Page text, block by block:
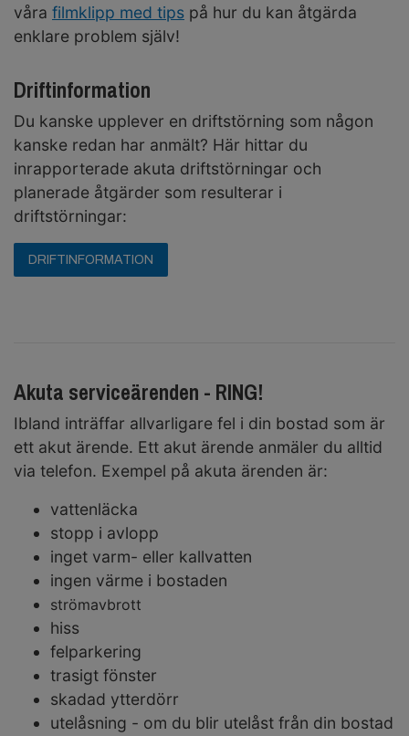
våra filmklipp med tips på hur du kan åtgärda
enklare problem själv!
Driftinformation
Du kanske upplever en driftstörning som någon
kanske redan har anmält? Här hittar du
inrapporterade akuta driftstörningar och
planerade åtgärder som resulterar i
driftstörningar:
DRIFTINFORMATION
Akuta serviceärenden - RING!
Ibland inträffar allvarligare fel i din bostad som är
ett akut ärende. Ett akut ärende anmäler du alltid
via telefon. Exempel på akuta ärenden är:
vattenläcka
stopp i avlopp
inget varm- eller kallvatten
ingen värme i bostaden
strömavbrott
hiss
felparkering
trasigt fönster
skadad ytterdörr
utelåsning - om du blir utelåst från din bostad